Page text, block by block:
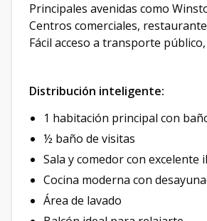
Principales avenidas como
Centros comerciales,
Fácil acceso a transporte
Distribución inteligente:
1 habitación principal con
½ baño de visitas
Sala y comedor con
Cocina moderna con
Área de lavado